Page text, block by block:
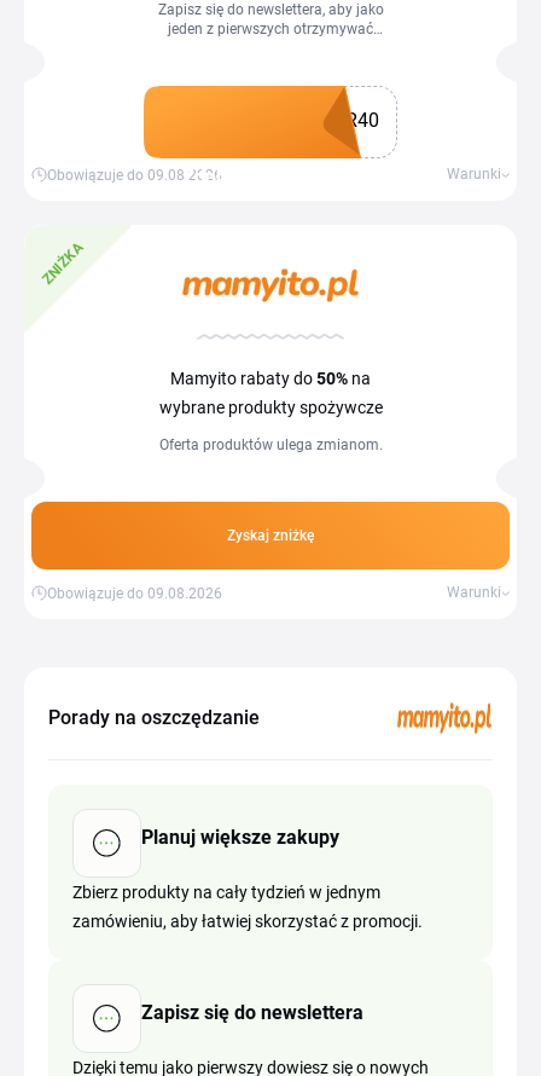
Zapisz się do newslettera, aby jako
jeden z pierwszych otrzymywać
przy zakupach powyżej 200 zł.
Zdobądź kupon
R40
Obowiązuje do 09.08.2026 Warunki
ZNIŻKA
Mamyito rabaty do50% na
wybrane produkty spożywcze
Oferta produktów ulega zmianom.
Zyskaj zniżkę
Obowiązuje do 09.08.2026 Warunki
Porady na oszczędzanie
Planuj większe zakupy
Zbierz produkty na cały tydzień w jednym
zamówieniu, aby łatwiej skorzystać z promocji.
Zapisz się do newslettera
Dzięki temu jako pierwszy dowiesz się o nowych